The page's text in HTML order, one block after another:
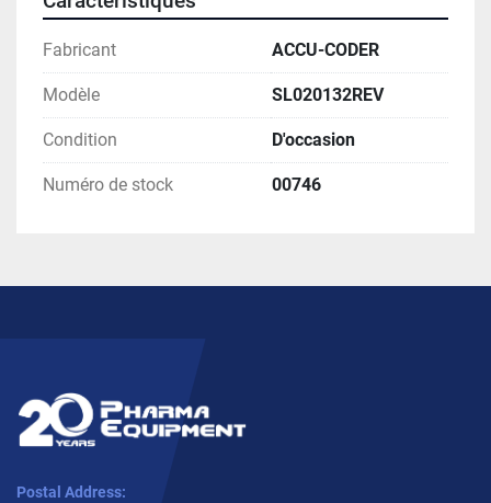
Fabricant ACCU-CODER
Modèle SL020132REV
Condition D'occasion
Numéro de stock 00746
Postal Address: